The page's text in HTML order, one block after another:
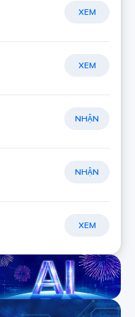
XEM
XEM
NHẬN
NHẬN
XEM